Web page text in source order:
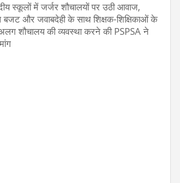
स्कूलों में जर्जर शौचालयों पर उठी आवाज,
और जवाबदेही के साथ शिक्षक-शिक्षिकाओं के
शौचालय की व्यवस्था करने की PSPSA ने